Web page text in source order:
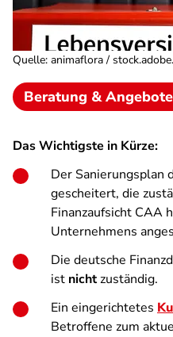
Quelle: animaflora /
Beratung & Angebote
Das Wichtigste in Kürze:
Der Sanierungsplan
gescheitert, die
Finanzaufsicht CAA
Unternehmens
Die deutsche
ist nichtzuständig.
Ein eingerichtetes
Betroffene zum